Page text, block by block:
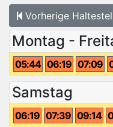
Vorherige
Montag -
05:44 06:19 07:09
Samstag
06:19 07:39 09:14